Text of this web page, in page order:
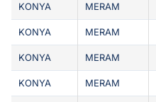
KONYA MERAM
KONYA MERAM
KONYA MERAM
KONYA MERAM